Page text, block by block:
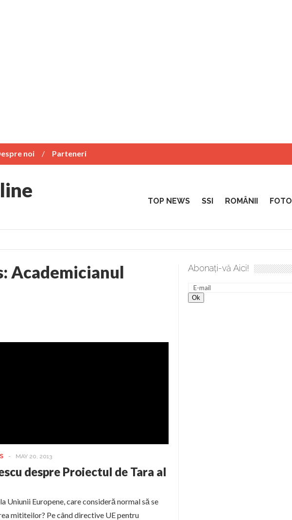
noi Parteneri
TOP NEWS SSI ROMÂNII
lui Hristos. Calea spre desăvârșire. Gând de duminică de Elena Solunca Moise
Academicianul
- MAY 20, 2013
despre Proiectul de Tara al
Uniunii Europene, care consideră normal să se
mititeilor? Pe când directive UE pentru
Abonați-vă Aici!